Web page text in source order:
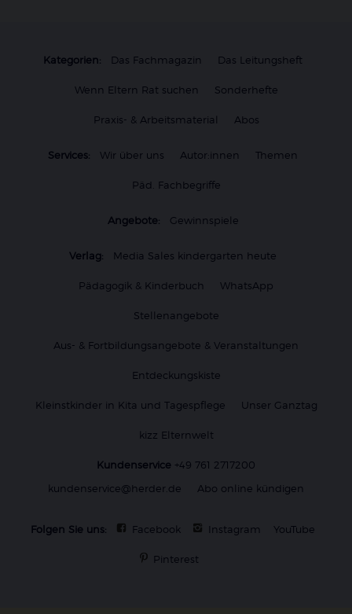
Kategorien: Das Fachmagazin Das Leitungsheft
Wenn Eltern Rat suchen Sonderhefte
Praxis- & Arbeitsmaterial Abos
Services: Wir über uns Autor:innen Themen
Päd. Fachbegriffe
Angebote: Gewinnspiele
Verlag: Media Sales kindergarten heute
Pädagogik & Kinderbuch WhatsApp
Stellenangebote
Aus- & Fortbildungsangebote & Veranstaltungen
Entdeckungskiste
Kleinstkinder in Kita und Tagespflege Unser Ganztag
kizz Elternwelt
Kundenservice +49 761 2717200
kundenservice@herder.de
Abo online kündigen
Folgen Sie uns: Facebook Instagram YouTube
Pinterest